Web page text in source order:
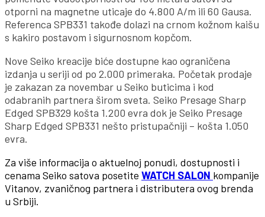
otporni na magnetne uticaje do 4.800 A/m ili 60 Gausa.
Referenca SPB331 takođe dolazi na crnom kožnom kaišu
s kakiro postavom i sigurnosnom kopčom.
Nove Seiko kreacije biće dostupne kao ograničena
izdanja u seriji od po 2.000 primeraka. Početak prodaje
je zakazan za novembar u Seiko buticima i kod
odabranih partnera širom sveta. Seiko Presage Sharp
Edged SPB329 košta 1.200 evra dok je Seiko Presage
Sharp Edged SPB331 nešto pristupačniji – košta 1.050
evra.
Za više informacija o aktuelnoj ponudi, dostupnosti i
cenama Seiko satova posetite WATCH SALON kompanije
Vitanov, zvaničnog partnera i distributera ovog brenda
u Srbiji.